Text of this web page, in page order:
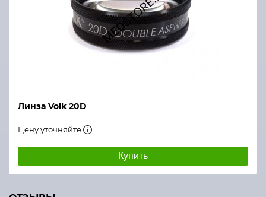
Линза Volk 20D
Цену уточняйте
Купить